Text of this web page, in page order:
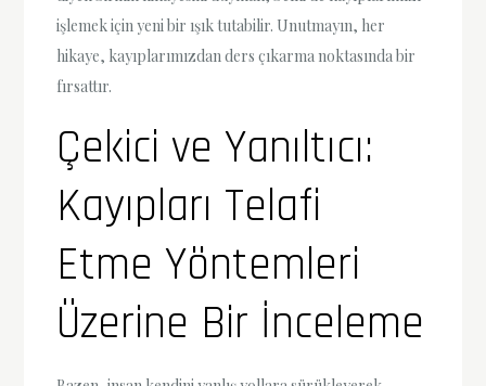
işlemek için yeni bir ışık tutabilir. Unutmayın, her
hikaye, kayıplarımızdan ders çıkarma noktasında bir
fırsattır.
Çekici ve Yanıltıcı:
Kayıpları Telafi
Etme Yöntemleri
Üzerine Bir İnceleme